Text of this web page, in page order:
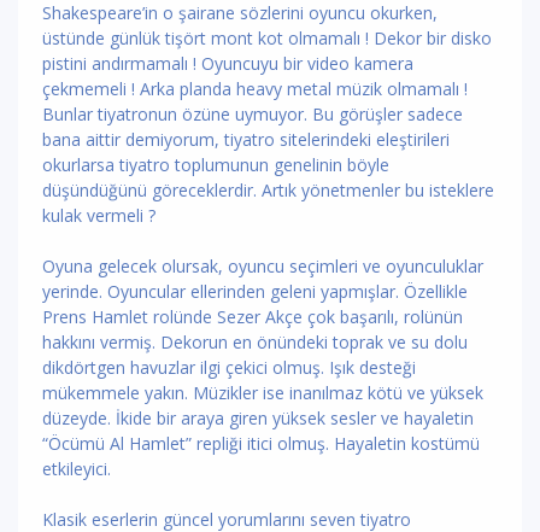
Shakespeare’in o şairane sözlerini oyuncu okurken,
üstünde günlük tişört mont kot olmamalı ! Dekor bir disko
pistini andırmamalı ! Oyuncuyu bir video kamera
çekmemeli ! Arka planda heavy metal müzik olmamalı !
Bunlar tiyatronun özüne uymuyor. Bu görüşler sadece
bana aittir demiyorum, tiyatro sitelerindeki eleştirileri
okurlarsa tiyatro toplumunun genelinin böyle
düşündüğünü göreceklerdir. Artık yönetmenler bu isteklere
kulak vermeli ?
Oyuna gelecek olursak, oyuncu seçimleri ve oyunculuklar
yerinde. Oyuncular ellerinden geleni yapmışlar. Özellikle
Prens Hamlet rolünde Sezer Akçe çok başarılı, rolünün
hakkını vermiş. Dekorun en önündeki toprak ve su dolu
dikdörtgen havuzlar ilgi çekici olmuş. Işık desteği
mükemmele yakın. Müzikler ise inanılmaz kötü ve yüksek
düzeyde. İkide bir araya giren yüksek sesler ve hayaletin
“Öcümü Al Hamlet” repliği itici olmuş. Hayaletin kostümü
etkileyici.
Klasik eserlerin güncel yorumlarını seven tiyatro